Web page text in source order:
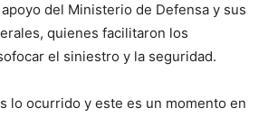
del Ministerio de Defensa y sus
quienes facilitaron los
el siniestro y la seguridad.
lo ocurrido y este es un momento en